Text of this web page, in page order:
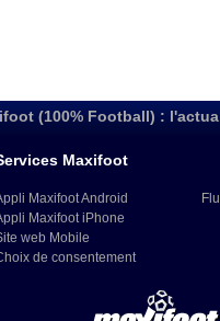
(100% Football) :
Maxifoot
Maxifoot Android
Maxifoot iPhone
web Mobile
de consentement